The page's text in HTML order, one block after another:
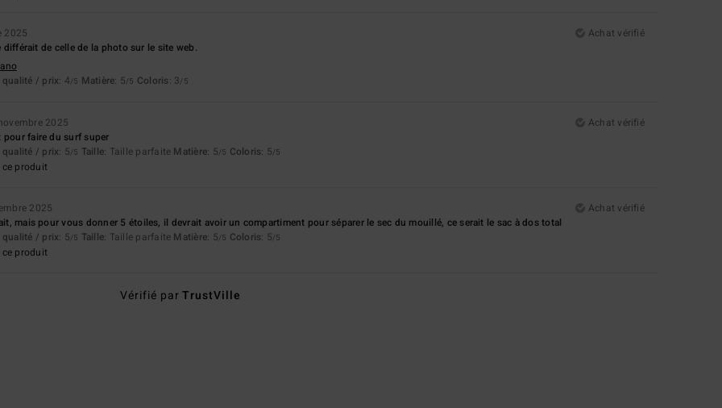
2025
Achat vérifié
différait de celle de la photo sur le site web.
qualité / prix: 4/5 Matière: 5/5 Coloris: 3/5
2025
Achat vérifié
pour faire du surf super
qualité / prix: 5/5 Taille: Taille parfaite Matière: 5/5 Coloris: 5/5
produit
2025
Achat vérifié
mais pour vous donner 5 étoiles, il devrait avoir un compartiment pour séparer le sec du mouillé, ce serait le sac à dos total
qualité / prix: 5/5 Taille: Taille parfaite Matière: 5/5 Coloris: 5/5
produit
Vérifié parTrustVille